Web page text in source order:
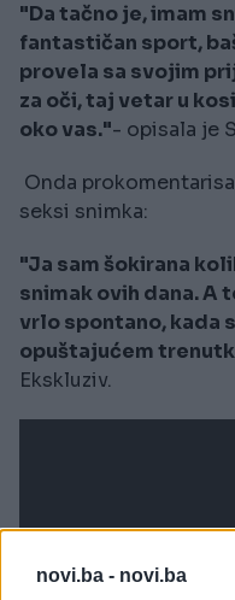
novi.ba - novi.ba
"Da tačno je, imam
fantastičan sport,
provela sa svojim
za oči, taj vetar u
oko vas."- opisala je
Onda
seksi snimka:
"Ja sam šokirana
snimak ovih dana. A
vrlo spontano, kada
opuštajućem
Ekskluziv.